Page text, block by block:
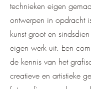
technieken eigen
ontwerpen in opdracht
kunst groot en
eigen werk uit. Een
de kennis van het
creatieve en artistieke